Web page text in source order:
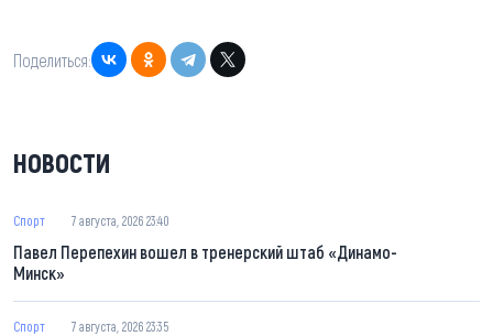
Поделиться:
НОВОСТИ
Спорт 7 августа, 2026 23:40
Павел Перепехин вошел в тренерский штаб «Динамо-
Минск»
Спорт 7 августа, 2026 23:35